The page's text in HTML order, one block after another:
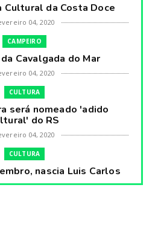
Cultural da Costa Doce
04, 2020
CAMPEIRO
Cavalgada do Mar
04, 2020
CULTURA
será nomeado 'adido
do RS
04, 2020
CULTURA
nascia Luis Carlos
o Cavaleiro ...